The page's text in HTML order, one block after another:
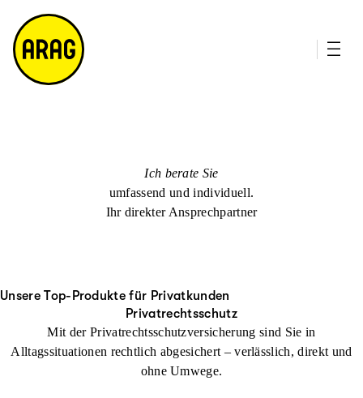
m
a
p
Ich berate Sie
umfassend und individuell.
Ihr direkter Ansprechpartner
Unsere Top-Produkte für Privatkunden
Privatrechtsschutz
Mit der Privatrechtsschutzversicherung sind Sie in
Alltagssituationen rechtlich abgesichert – verlässlich, direkt und
ohne Umwege.